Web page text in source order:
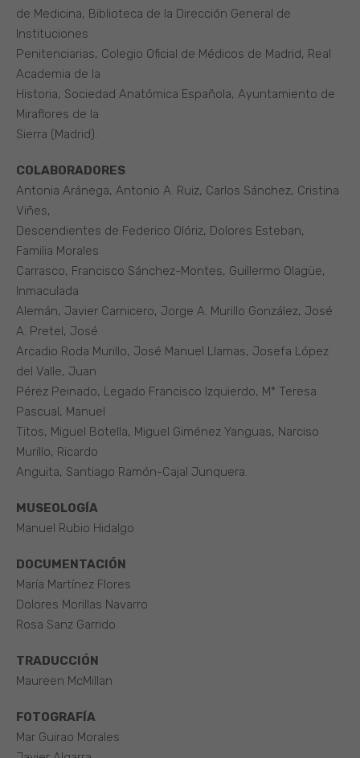
de Medicina, Biblioteca de la Dirección General de
Instituciones
Penitenciarias, Colegio Oficial de Médicos de Madrid, Real
Academia de la
Historia, Sociedad Anatómica Española, Ayuntamiento de
Miraflores de la
Sierra (Madrid).
COLABORADORES
Antonia Aránega, Antonio A. Ruiz, Carlos Sánchez, Cristina
Viñes,
Descendientes de Federico Olóriz, Dolores Esteban,
Familia Morales
Carrasco, Francisco Sánchez-Montes, Guillermo Olagüe,
Inmaculada
Alemán, Javier Carnicero, Jorge A. Murillo González, José
A. Pretel, José
Arcadio Roda Murillo, José Manuel Llamas, Josefa López
del Valle, Juan
Pérez Peinado, Legado Francisco Izquierdo, Mª Teresa
Pascual, Manuel
Titos, Miguel Botella, Miguel Giménez Yanguas, Narciso
Murillo, Ricardo
Anguita, Santiago Ramón-Cajal Junquera.
MUSEOLOGÍA
Manuel Rubio Hidalgo
DOCUMENTACIÓN
María Martínez Flores
Dolores Morillas Navarro
Rosa Sanz Garrido
TRADUCCIÓN
Maureen McMillan
FOTOGRAFÍA
Mar Guirao Morales